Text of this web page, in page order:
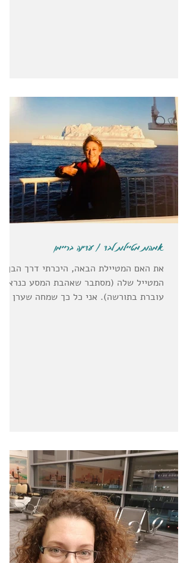
אמהות מטיילות לבד / עדינה בריימן
את האם המטיילת הבאה, היכרתי דרך הבן
המטייל שלה (מסתבר שאהבת המסע כנראה
עוברת בתורשה). אני כל כך שמחה שערן